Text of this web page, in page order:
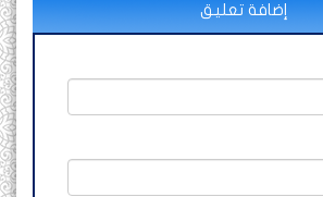
إضافة تعليق